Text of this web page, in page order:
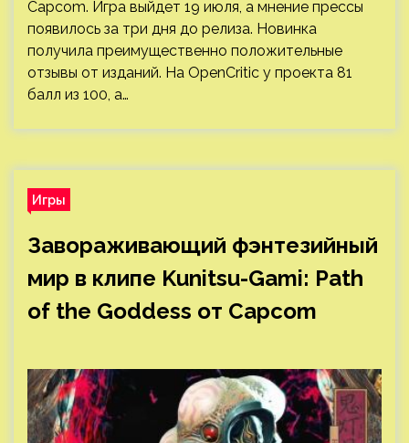
Capcom. Игра выйдет 19 июля, а мнение прессы
появилось за три дня до релиза. Новинка
получила преимущественно положительные
отзывы от изданий. На OpenCritic у проекта 81
балл из 100, а…
Игры
Завораживающий фэнтезийный
мир в клипе Kunitsu-Gami: Path
of the Goddess от Capcom